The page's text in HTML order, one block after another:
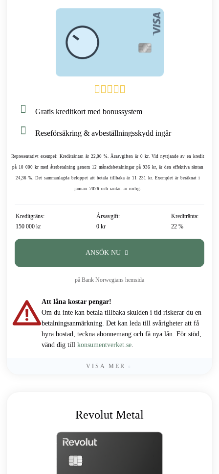
Gratis kreditkort med bonussystem
Reseförsäkring & avbeställningsskydd ingår
Representativt exempel: Krediträntan är 22,00 %. Årsavgiften är 0 kr. Vid nyttjande av en kredit
på 10 000 kr med återbetalning genom 12 månadsbetalningar på 936 kr, är den effektiva räntan
24,36 %. Det sammanlagda beloppet att betala tillbaka är 11 231 kr. Exemplet är beräknat i
januari 2026 och räntan är rörlig.
Kreditgräns:
150 000 kr
Årsavgift:
0 kr
Kreditränta:
22 %
ANSÖK NU
på Bank Norwegians hemsida
Att låna kostar pengar!
Om du inte kan betala tillbaka skulden i tid riskerar du en
betalningsanmärkning. Det kan leda till svårigheter att få
hyra bostad, teckna abonnemang och få nya lån. För stöd,
vänd dig till konsumentverket.se
VISA MER
Revolut Metal